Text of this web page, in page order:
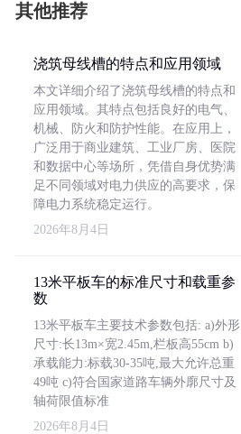
其他推荐
浇筑母线槽的特点和应用领域
本文详细介绍了浇筑母线槽的特点和
应用领域。其特点包括良好的电气、
机械、防火和防护性能。在应用上，
广泛用于商业建筑、工业厂房、医院
和数据中心等场所，凭借自身优势满
足不同领域对电力供应的高要求，保
障电力系统稳定运行。
2026年8月4日
13米平板车的标准尺寸和载重参
数
13米平板车主要技术参数包括: a)外形
尺寸:长13m×宽2.45m,栏板高55cm b)
承载能力:标载30-35吨,最大允许总重
49吨 c)符合国家道路车辆外廓尺寸及
轴荷限值标准
2026年8月4日